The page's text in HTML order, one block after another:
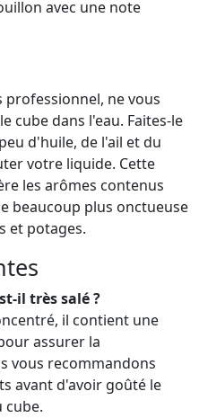
avec une note
ne vous
cube dans l'eau. Faites-le
d'huile, de l'ail et du
votre liquide. Cette
les arômes contenus
beaucoup plus onctueuse
et potages.
il très salé ?
il contient une
assurer la
vous recommandons
avant d'avoir goûté le
cube.